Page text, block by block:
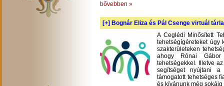
bővebben »
[+] Bognár Eliza és Pál Csenge virtuál
A Ceglédi Minősített
tehetségígéreteket úgy
szakterületeken
ahogy Rónai Gábor
tehetségekkel. Illetve
segítséget nyújtani a
támogatott tehetséges
és kívánunk még